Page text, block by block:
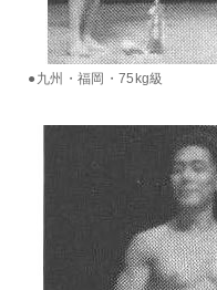
●九州・福岡・75kg級